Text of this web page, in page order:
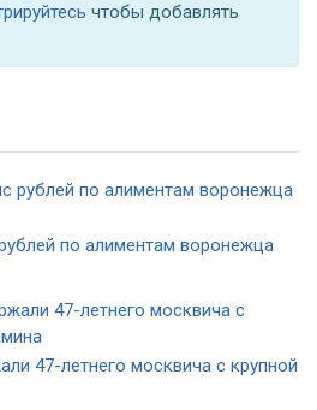
чтобы добавлять
по алиментам воронежца
47-летнего москвича с крупной